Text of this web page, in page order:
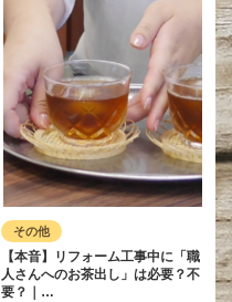
その他
【本音】リフォーム工事中に「職
人さんへのお茶出し」は必要？不
要？｜…